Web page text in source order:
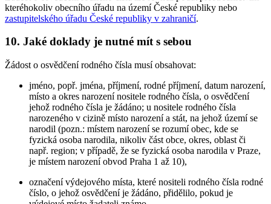
kteréhokoliv obecního úřadu na území České republiky nebo
zastupitelského úřadu České republiky v zahraničí.
10. Jaké doklady je nutné mít s sebou
Žádost o osvědčení rodného čísla musí obsahovat:
jméno, popř. jména, příjmení, rodné příjmení, datum narození,
místo a okres narození nositele rodného čísla, o osvědčení
jehož rodného čísla je žádáno; u nositele rodného čísla
narozeného v cizině místo narození a stát, na jehož území se
narodil (pozn.: místem narození se rozumí obec, kde se
fyzická osoba narodila, nikoliv část obce, okres, oblast či
např. region; v případě, že se fyzická osoba narodila v Praze,
je místem narození obvod Praha 1 až 10),
označení výdejového místa, které nositeli rodného čísla rodné
číslo, o jehož osvědčení je žádáno, přidělilo, pokud je